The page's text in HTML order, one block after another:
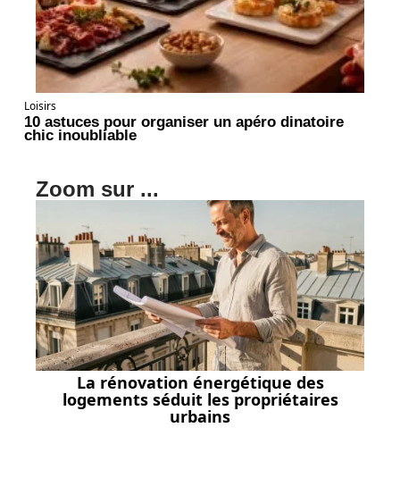
Loisirs
10 astuces pour organiser un apéro dinatoire
chic inoubliable
Zoom sur ...
La rénovation énergétique des
logements séduit les propriétaires
urbains